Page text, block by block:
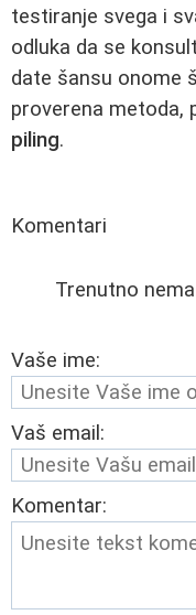
testiranje svega i
odluka da se
date šansu onome
proverena metoda,
piling.
Komentari
Trenutno
Vaše ime:
Vaš email:
Komentar: